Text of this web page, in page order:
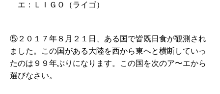
エ：ＬＩＧＯ（ライゴ）
⑤２０１７年８月２１日、ある国で皆既日食が観測され
ました。この国がある大陸を西から東へと横断していっ
たのは９９年ぶりになります。この国を次のア〜エから
選びなさい。